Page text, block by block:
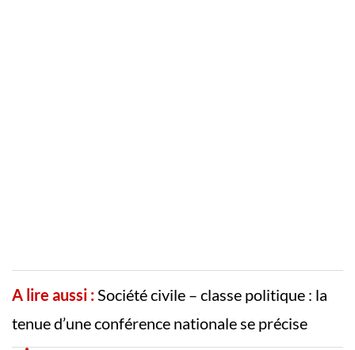
A lire aussi :Société civile – classe politique : la
tenue d’une conférence nationale se précise